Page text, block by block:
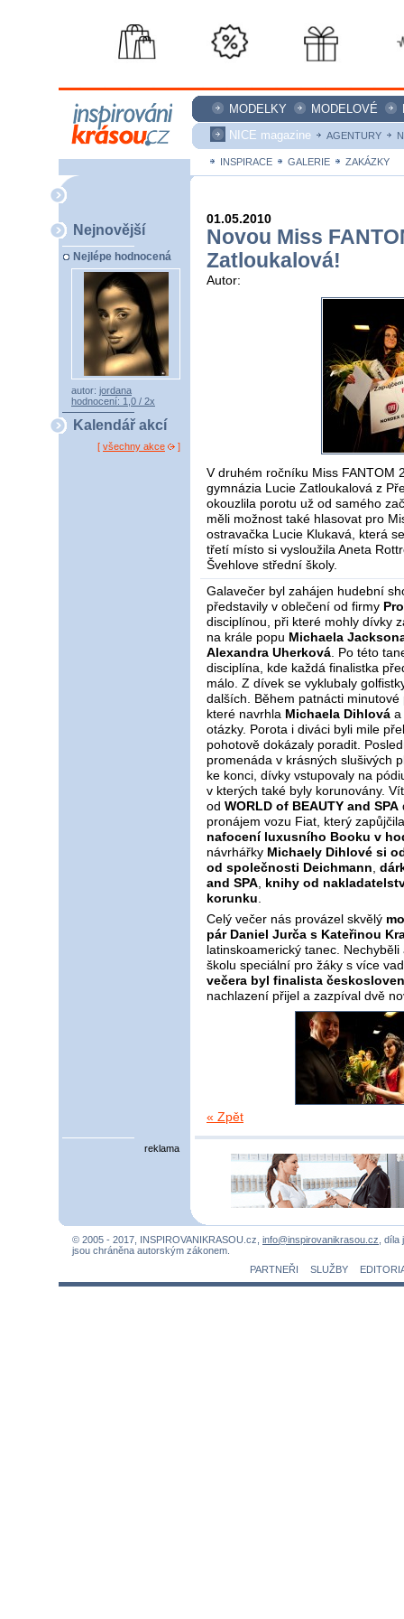
MODELKY MODELOVÉ
NICE magazine
AGENTURY
INSPIRACE GALERIE ZAKÁZKY
Nejnovější
Nejlépe hodnocená
autor: jordana
hodnocení: 1,0 / 2x
Kalendář akcí
[ všechny akce ]
01.05.2010
Novou Miss
Zatloukalová!
Autor:
V druhém ročníku Miss FANTOM
gymnázia Lucie Zatloukalová z
okouzlila porotu už od samého
měli možnost také hlasovat pro
ostravačka Lucie Klukavá, která
třetí místo si vysloužila Aneta
Švehlove střední školy.
Galavečer byl zahájen hudební
představily v oblečení od firmy
disciplínou, při které mohly dívky
na krále popu Michaela
Alexandra Uherková . Po této
disciplína, kde každá finalistka
málo. Z dívek se vyklubaly
dalších. Během patnácti
které navrhla Michaela Dihlová a
otázky. Porota i diváci byli mile
pohotově dokázaly poradit.
promenáda v krásných slušivých
ke konci, dívky vstupovaly na
v kterých také byly korunovány.
od WORLD of BEAUTY and SPA
pronájem vozu Fiat, který
nafocení luxusního Booku v
návrhářky Michaely Dihlové si
od společnosti Deichmann
and SPA knihy od
korunku
Celý večer nás provázel skvělý
pár Daniel Jurča s Kateřinou
latinskoamerický tanec.
školu speciální pro žáky s více
večera byl finalista
nachlazení přijel a zazpíval dvě
« Zpět
reklama
© 2005 - 2017, INSPIROVANIKRASOU.cz, info@inspirovanikrasou.cz ,
jsou chráněna autorským zákonem.
PARTNEŘI
SLUŽBY